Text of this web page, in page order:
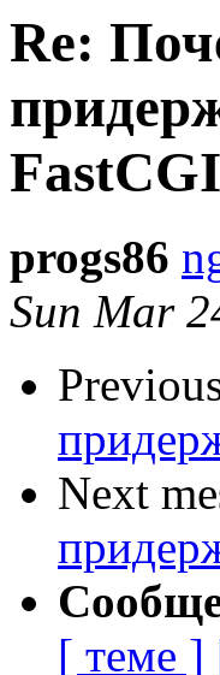
Re:
FastCGI
progs86
Sun Mar
Next
[ теме ]